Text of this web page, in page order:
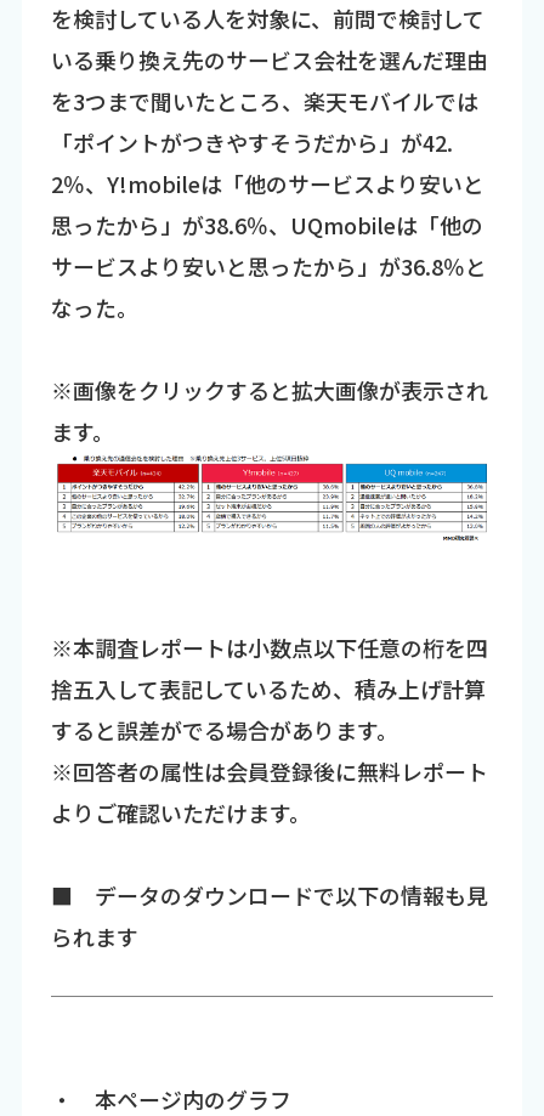
を検討している人を対象に、前問で検討して
いる乗り換え先のサービス会社を選んだ理由
を3つまで聞いたところ、楽天モバイルでは
「ポイントがつきやすそうだから」が42.
2％、Y!mobileは「他のサービスより安いと
思ったから」が38.6％、UQmobileは「他の
サービスより安いと思ったから」が36.8％と
なった。
※画像をクリックすると拡大画像が表示され
ます。
※本調査レポートは小数点以下任意の桁を四
捨五入して表記しているため、積み上げ計算
すると誤差がでる場合があります。
※回答者の属性は会員登録後に無料レポート
よりご確認いただけます。
■ データのダウンロードで以下の情報も見
られます
・ 本ページ内のグラフ